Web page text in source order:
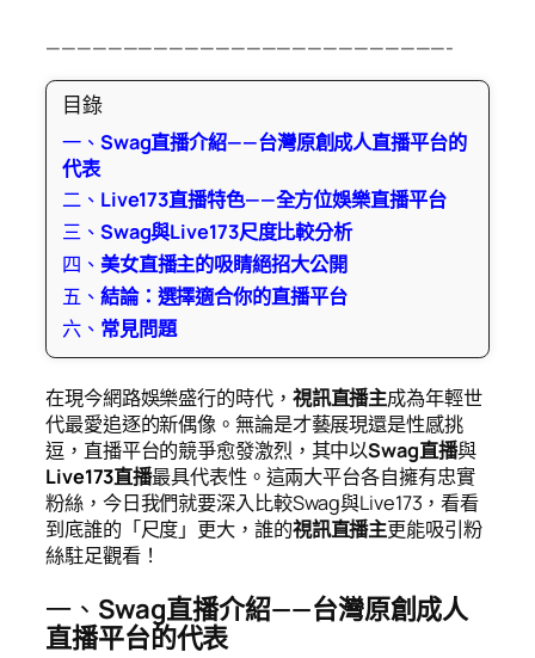
——————————————————————————-
目錄
一、 Swag直播介紹——台灣原創成人直播平台的
代表
二、 Live173直播特色——全方位娛樂直播平台
三、 Swag與Live173尺度比較分析
四、 美女直播主的吸睛絕招大公開
五、 結論：選擇適合你的直播平台
六、 常見問題
在現今網路娛樂盛行的時代， 視訊直播主成為年輕世
代最愛追逐的新偶像。無論是才藝展現還是性感挑
逗，直播平台的競爭愈發激烈，其中以Swag直播與
Live173直播最具代表性。這兩大平台各自擁有忠實
粉絲，今日我們就要深入比較Swag與Live173，看看
到底誰的「尺度」更大，誰的視訊直播主更能吸引粉
絲駐足觀看！
一、 Swag直播介紹——台灣原創成人
直播平台的代表